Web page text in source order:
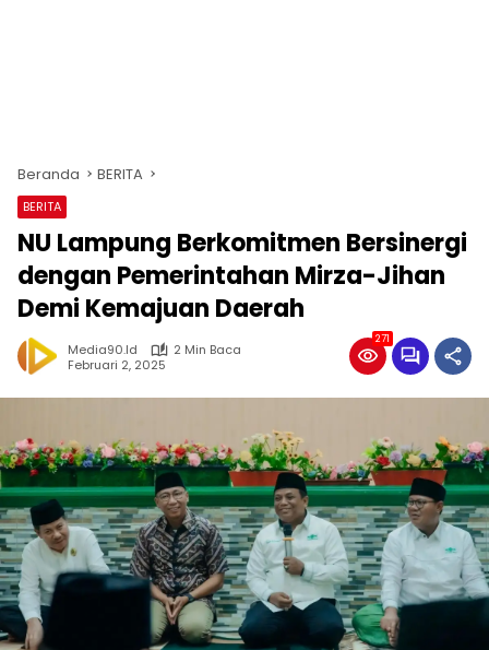
Beranda BERITA
BERITA
NU Lampung Berkomitmen Bersinergi
dengan Pemerintahan Mirza-Jihan
Demi Kemajuan Daerah
Media90.id
2 Min Baca
Februari 2, 2025
271